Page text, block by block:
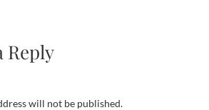
Reply
will not be published.